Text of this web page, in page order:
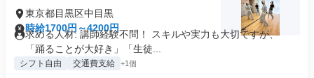
東京都目黒区中目黒
時給1700円～4200円
求める人材: 講師経験不問！ スキルや実力も大切ですが、
「踊ることが大好き」「生徒...
シフト自由 交通費支給 +1個